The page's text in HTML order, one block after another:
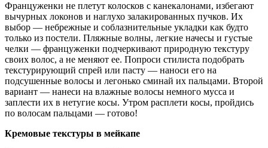
Француженки не плетут колосков с канекалонами, избегают
вычурных локонов и наглухо залакированных пучков. Их
выбор — небрежные и соблазнительные укладки как будто
только из постели. Пляжные волны, легкие начесы и густые
челки — француженки подчеркивают природную текстуру
своих волос, а не меняют ее. Попроси стилиста подобрать
текстурирующий спрей или пасту — наноси его на
подсушенные волосы и легонько сминай их пальцами. Второй
вариант — нанеси на влажные волосы немного мусса и
заплести их в нетугие косы. Утром расплети косы, пройдись
по волосам пальцами — готово!
Кремовые текстуры в мейкапе